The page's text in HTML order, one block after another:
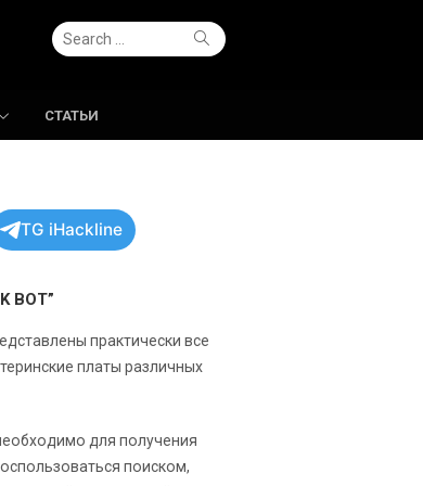
Search
for:
Search
СТАТЬИ
TG iHackline
BOT”
практически все
платы различных
для получения
поиском,